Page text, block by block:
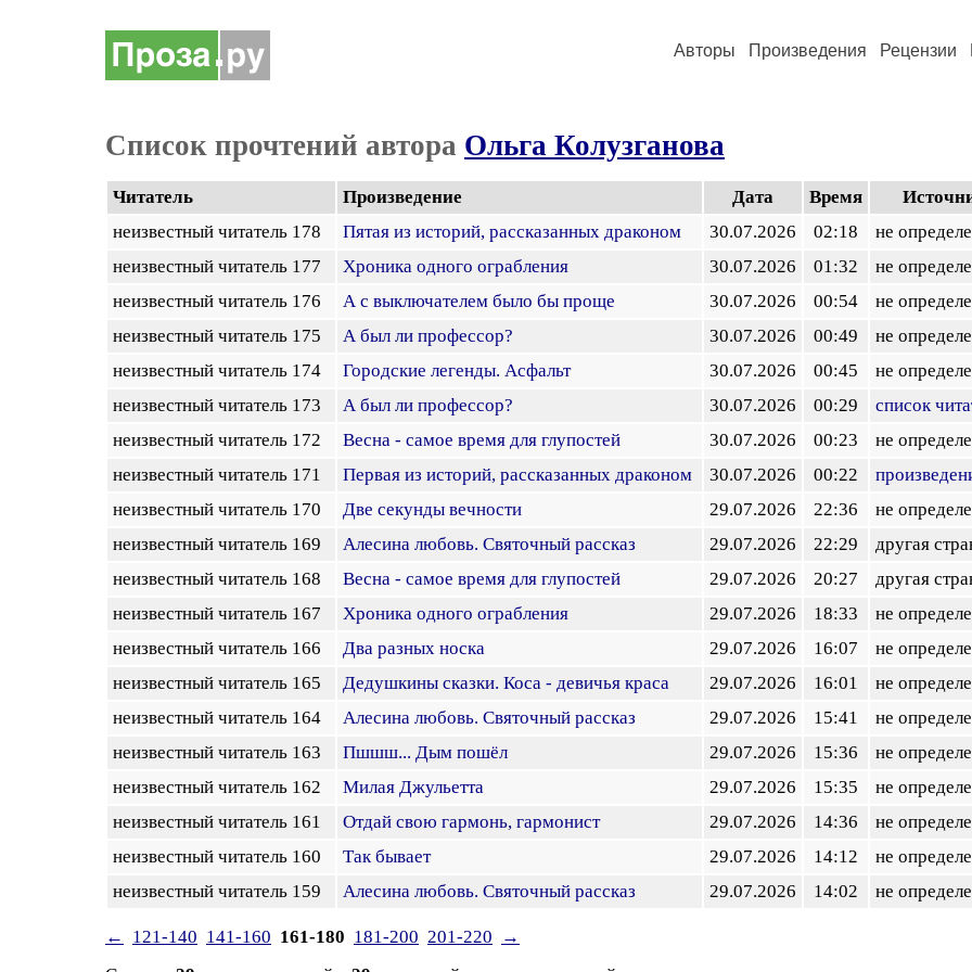
Авторы Произведения Рецензии
Список прочтений автора Ольга Колузганова
Читатель Произведение Дата Время
неизвестный читатель 178
Пятая из историй, рассказанных драконом 30.07.2026 02:18
не
неизвестный читатель 177
Хроника одного ограбления 30.07.2026 01:32
не
неизвестный читатель 176
А с выключателем было бы проще 30.07.2026 00:54
не
неизвестный читатель 175
А был ли профессор? 30.07.2026 00:49
не
неизвестный читатель 174
Городские легенды. Асфальт 30.07.2026 00:45
не
неизвестный читатель 173
А был ли профессор? 30.07.2026 00:29
список
неизвестный читатель 172
Весна - самое время для глупостей 30.07.2026 00:23
не
неизвестный читатель 171
Первая из историй, рассказанных драконом 30.07.2026 00:22
неизвестный читатель 170
Две секунды вечности 29.07.2026 22:36
не
неизвестный читатель 169
Алесина любовь. Святочный рассказ 29.07.2026 22:29
другая
неизвестный читатель 168
Весна - самое время для глупостей 29.07.2026 20:27
другая
неизвестный читатель 167
Хроника одного ограбления 29.07.2026 18:33
не
неизвестный читатель 166
Два разных носка 29.07.2026 16:07
не
неизвестный читатель 165
Дедушкины сказки. Коса - девичья краса 29.07.2026 16:01
не
неизвестный читатель 164
Алесина любовь. Святочный рассказ 29.07.2026 15:41
не
неизвестный читатель 163
Пшшш... Дым пошёл 29.07.2026 15:36
не
неизвестный читатель 162
Милая Джульетта 29.07.2026 15:35
не
неизвестный читатель 161
Отдай свою гармонь, гармонист 29.07.2026 14:36
не
неизвестный читатель 160
Так бывает 29.07.2026 14:12
не
неизвестный читатель 159
Алесина любовь. Святочный рассказ 29.07.2026 14:02 не
← 121-140 141-160 161-180 181-200 201-220
→